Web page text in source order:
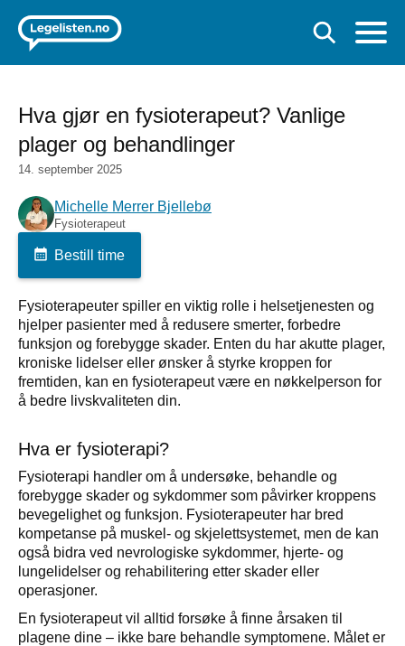
Hva gjør en fysioterapeut? Vanlige
plager og behandlinger
14. september 2025
Michelle Merrer Bjellebø
Fysioterapeut
Bestill time
Fysioterapeuter spiller en viktig rolle i helsetjenesten og
hjelper pasienter med å redusere smerter, forbedre
funksjon og forebygge skader. Enten du har akutte plager,
kroniske lidelser eller ønsker å styrke kroppen for
fremtiden, kan en fysioterapeut være en nøkkelperson for
å bedre livskvaliteten din.
Hva er fysioterapi?
Fysioterapi handler om å undersøke, behandle og
forebygge skader og sykdommer som påvirker kroppens
bevegelighet og funksjon. Fysioterapeuter har bred
kompetanse på muskel- og skjelettsystemet, men de kan
også bidra ved nevrologiske sykdommer, hjerte- og
lungelidelser og rehabilitering etter skader eller
operasjoner.
En fysioterapeut vil alltid forsøke å finne årsaken til
plagene dine – ikke bare behandle symptomene. Målet er